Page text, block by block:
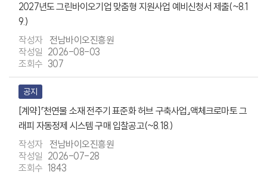
2027년도 그린바이오기업 맞춤형 지원사업 예비신청서 제출(~8.1
9.)
전남바이오진흥원
2026-08-03
307
공지
[계약]「천연물 소재 전주기 표준화 허브 구축사업」액체크로마토 그
래피 자동정제 시스템 구매 입찰공고(~8.18.)
전남바이오진흥원
2026-07-28
1843